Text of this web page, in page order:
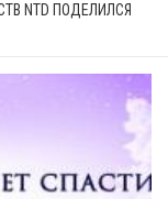
NTD ПОДЕЛИЛСЯ